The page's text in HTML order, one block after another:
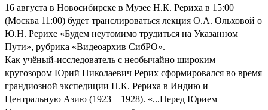
16 августа в Новосибирске в Музее Н.К. Рериха в 15:00
(Москва 11:00) будет транслироваться лекция О.А. Ольховой о
Ю.Н. Рерихе «Будем неутомимо трудиться на Указанном
Пути», рубрика «Видеоархив СибРО».
Как учёный-исследователь с необычайно широким
кругозором Юрий Николаевич Рерих сформировался во время
грандиозной экспедиции Н.К. Рериха в Индию и
Центральную Азию (1923 – 1928). «...Перед Юрием